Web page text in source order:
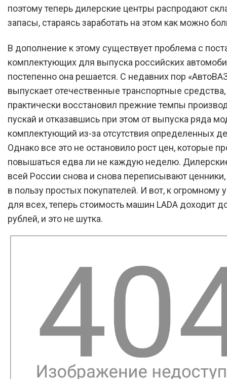
поэтому теперь дилерские центры распродают
запасы, стараясь заработать на этом как можно
В дополнение к этому существует проблема с
комплектующих для выпуска российских
постепенно она решается. С недавних пор
выпускает отечественные транспортные средства,
практически восстановил прежние темпы
пускай и отказавшись при этом от выпуска ряда
комплектующий из-за отсутствия определенных
Однако все это не остановило рост цен, которые
повышаться едва ли не каждую неделю.
всей России снова и снова переписывают
в пользу простых покупателей. И вот, к огромному
для всех, теперь стоимость машин LADA доходит
рублей, и это не шутка.